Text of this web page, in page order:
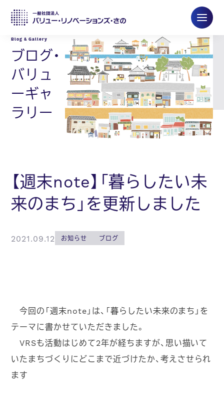
ブログ・
バリュ
ーギャ
ラリー
【週末note】「暮らしたい未
来のまち」を更新しました
2021.09.12 お知らせ ブログ
今回の「週末note」は、「暮らしたい未来のまち」を
テーマに書かせていただきました。
VRSも活動はじめて2年が経ちますが、思い描いて
いたまちづくりにどこまで近づけたか、考えさせられ
ます